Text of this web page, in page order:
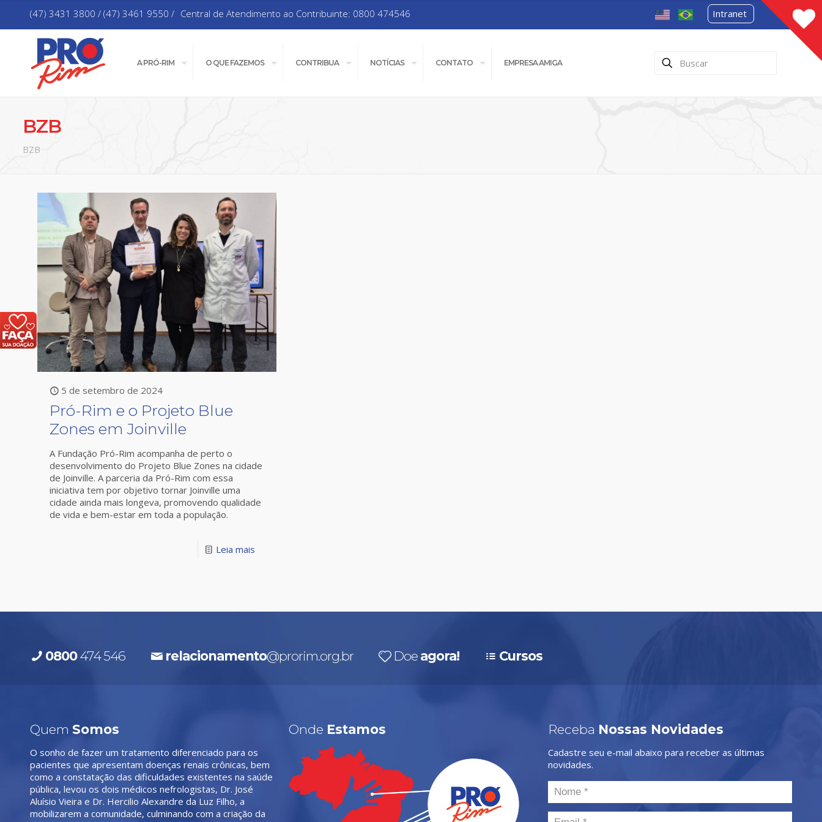
(47) 3431 3800 / (47) 3461 9550 / Central de Atendimento ao Contribuinte: 0800 474546 Intranet
A PRÓ-RIM O QUE FAZEMOS CONTRIBUA NOTÍCIAS CONTATO EMPRESA AMIGA
BZB
BZB
5 de setembro de 2024
Pró-Rim e o Projeto Blue
Zones em Joinville
A Fundação Pró-Rim acompanha de perto o
desenvolvimento do Projeto Blue Zones na cidade
de Joinville. A parceria da Pró-Rim com essa
iniciativa tem por objetivo tornar Joinville uma
cidade ainda mais longeva, promovendo qualidade
de vida e bem-estar em toda a população.
Leia mais
0800474 546 relacionamento@prorim.org.br Doe agora! Cursos
Quem Somos
O sonho de fazer um tratamento diferenciado para os
pacientes que apresentam doenças renais crônicas, bem
como a constatação das dificuldades existentes na saúde
pública, levou os dois médicos nefrologistas, Dr. José
Aluísio Vieira e Dr. Hercilio Alexandre da Luz Filho, a
mobilizarem a comunidade, culminando com a criação da
Onde Estamos Receba Nossas Novidades
Cadastre seu e-mail abaixo para receber as últimas
novidades.